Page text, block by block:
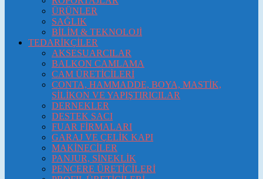
ÜRÜNLER
SAĞLIK
BİLİM & TEKNOLOJİ
TEDARİKÇİLER
AKSESUARCILAR
BALKON CAMLAMA
CAM ÜRETİCİLERİ
CONTA, HAMMADDE, BOYA, MASTİK,
SİLİKON VE YAPIŞTIRICILAR
DERNEKLER
DESTEK SACI
FUAR FİRMALARI
GARAJ VE ÇELİK KAPI
MAKİNECİLER
PANJUR, SİNEKLİK
PENCERE ÜRETİCİLERİ